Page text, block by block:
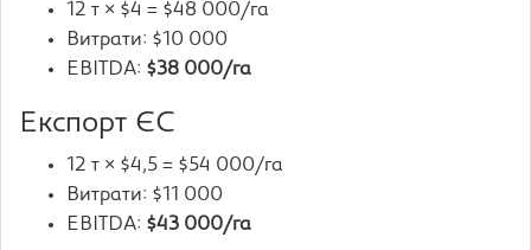
12 т × $4 = $48 000/га
Витрати: $10 000
EBITDA: $38 000/га
Експорт ЄС
12 т × $4,5 = $54 000/га
Витрати: $11 000
EBITDA: $43 000/га